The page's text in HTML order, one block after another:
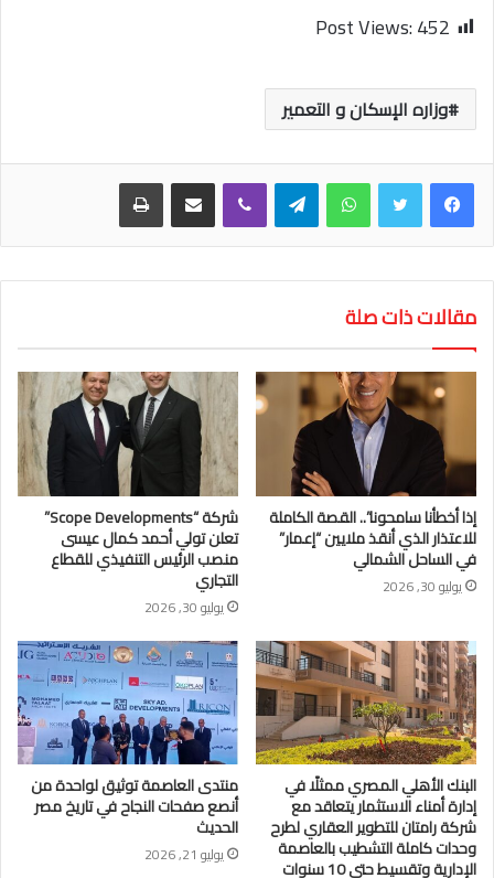
Post Views:452
وزاره الإسكان و التعمير
واتساب تيلقرام
مقالات ذات صلة
إذا أخطأنا سامحونا”.. القصة الكاملة
للاعتذار الذي أنقذ ملايين “إعمار”
في الساحل الشمالي
يوليو 30, 2026
شركة “Scope Developments”
تعلن تولي أحمد كمال عيسى
منصب الرئيس التنفيذي للقطاع
التجاري
يوليو 30, 2026
البنك الأهلي المصري ممثلًا في
إدارة أمناء الاستثمار يتعاقد مع
شركة رامتان للتطوير العقاري لطرح
وحدات كاملة التشطيب بالعاصمة
الإدارية وتقسيط حتى 10 سنوات
منتدى العاصمة توثيق لواحدة من
أنصع صفحات النجاح في تاريخ مصر
الحديث
يوليو 21, 2026